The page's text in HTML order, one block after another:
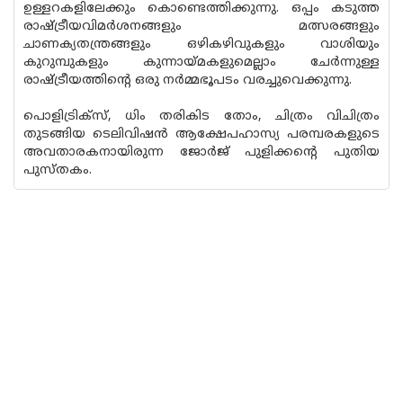
ഉള്ളറകളിലേക്കും കൊണ്ടെത്തിക്കുന്നു. ഒപ്പം കടുത്ത
രാഷ്ട്രീയവിമർശനങ്ങളും മത്സരങ്ങളും
ചാണക്യതന്ത്രങ്ങളും ഒഴികഴിവുകളും വാശിയും
കുറുമ്പുകളും കുന്നായ്മകളുമെല്ലാം ചേർന്നുള്ള
രാഷ്ട്രീയത്തിന്റെ ഒരു നർമ്മഭൂപടം വരച്ചുവെക്കുന്നു.
പൊളിട്രിക്സ്, ധിം തരികിട തോം, ചിത്രം വിചിത്രം
തുടങ്ങിയ ടെലിവിഷൻ ആക്ഷേപഹാസ്യ പരമ്പരകളുടെ
അവതാരകനായിരുന്ന ജോർജ് പുളിക്കന്റെ പുതിയ
പുസ്തകം.